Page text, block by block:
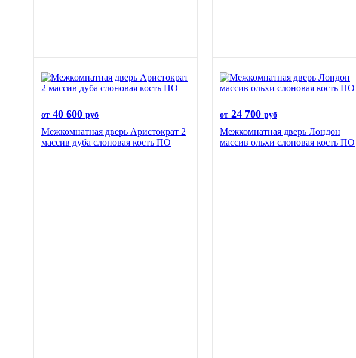
от 40 600 руб
Межкомнатная дверь Аристократ 2
массив дуба слоновая кость ПО
от 24 700 руб
Межкомнатная дверь Лондон
массив ольхи слоновая кость ПО